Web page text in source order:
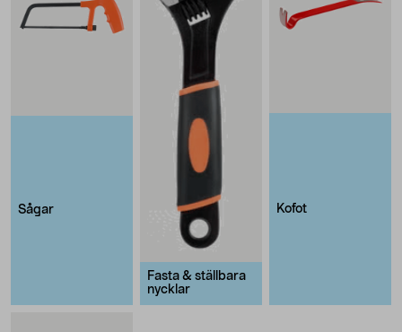
Sågar
Fasta & ställbara
nycklar
Kofot